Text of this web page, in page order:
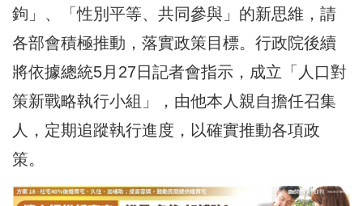
鉤」、「性別平等、共同參與」的新思維，請
各部會積極推動，落實政策目標。行政院後續
將依據總統5月27日記者會指示，成立「人口對
策新戰略執行小組」，由他本人親自擔任召集
人，定期追蹤執行進度，以確實推動各項政
策。